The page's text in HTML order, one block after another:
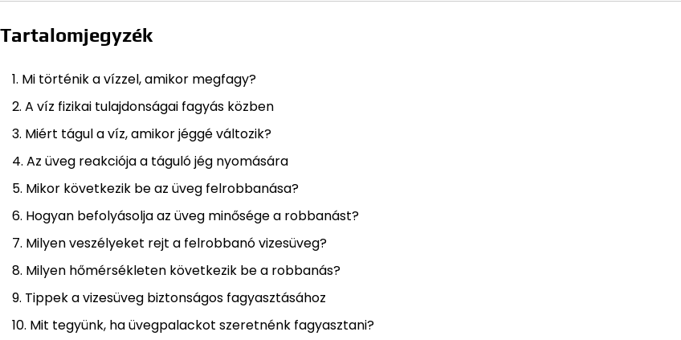
Tartalomjegyzék
Mi történik a vízzel, amikor megfagy?
A víz fizikai tulajdonságai fagyás közben
Miért tágul a víz, amikor jéggé változik?
Az üveg reakciója a táguló jég nyomására
Mikor következik be az üveg felrobbanása?
Hogyan befolyásolja az üveg minősége a robbanást?
Milyen veszélyeket rejt a felrobbanó vizesüveg?
Milyen hőmérsékleten következik be a robbanás?
Tippek a vizesüveg biztonságos fagyasztásához
Mit tegyünk, ha üvegpalackot szeretnénk fagyasztani?